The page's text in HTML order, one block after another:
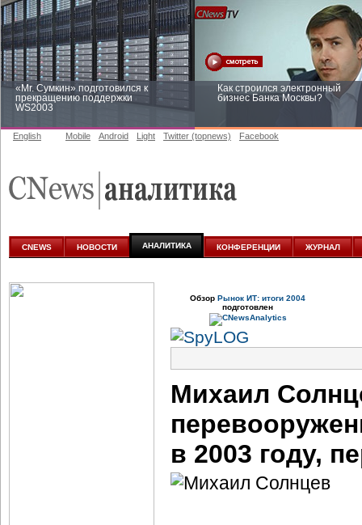
«Mr. Сумкин» подготовился к
прекращению поддержки
WS2003
Как строился электронный
бизнес Банка Москвы?
аналитике
English Mobile Android Light Twitter (topnews) Facebook
CNEWS НОВОСТИ АНАЛИТИКА КОНФЕРЕНЦИИ ЖУРНАЛ
Обзор Рынок ИТ: итоги 2004
подготовлен
Михаил
в 2003 году,